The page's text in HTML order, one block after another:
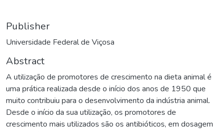
Publisher
Universidade Federal de Viçosa
Abstract
A utilização de promotores de crescimento na dieta animal é
uma prática realizada desde o início dos anos de 1950 que
muito contribuiu para o desenvolvimento da indústria animal.
Desde o início da sua utilização, os promotores de
crescimento mais utilizados são os antibióticos, em dosagem